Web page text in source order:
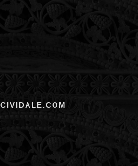
CIVIDALE.COM